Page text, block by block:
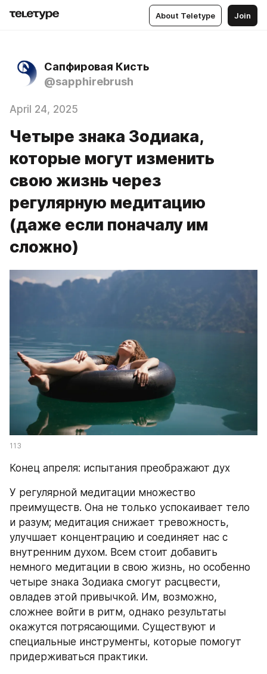
About Teletype Join
Сапфировая Кисть
@sapphirebrush
April 24, 2025
Четыре знака Зодиака,
которые могут изменить
свою жизнь через
регулярную медитацию
(даже если поначалу им
сложно)
113
Конец апреля: испытания преображают дух
У регулярной медитации множество
преимуществ. Она не только успокаивает тело
и разум; медитация снижает тревожность,
улучшает концентрацию и соединяет нас с
внутренним духом. Всем стоит добавить
немного медитации в свою жизнь, но особенно
четыре знака Зодиака смогут расцвести,
овладев этой привычкой. Им, возможно,
сложнее войти в ритм, однако результаты
окажутся потрясающими. Существуют и
специальные инструменты, которые помогут
придерживаться практики.